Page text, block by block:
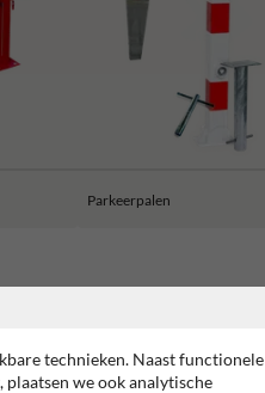
Parkeerpalen
keurmerk TUV gekeurd
technieken. Naast functionele
we ook analytische